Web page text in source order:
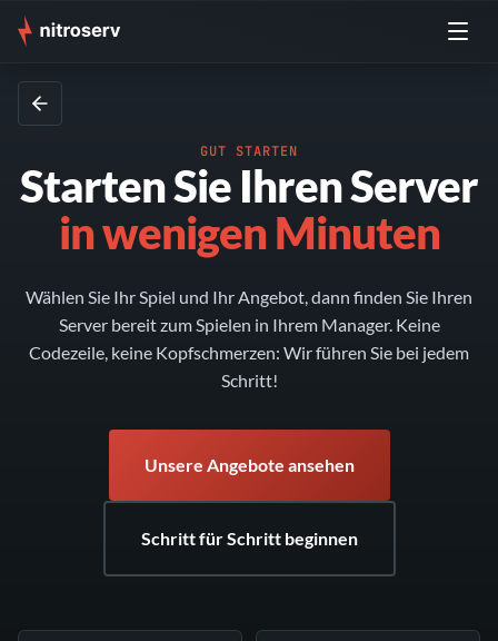
GUT STARTEN
Starten Sie Ihren Server
in wenigen Minuten
Wählen Sie Ihr Spiel und Ihr Angebot, dann finden Sie Ihren
Server bereit zum Spielen in Ihrem Manager. Keine
Codezeile, keine Kopfschmerzen: Wir führen Sie bei jedem
Schritt!
Unsere Angebote ansehen
Schritt für Schritt beginnen